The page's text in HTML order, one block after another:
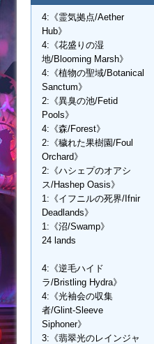
4:《霊気拠点/Aether
Hub》
4:《花盛りの湿
地/Blooming Marsh》
4:《植物の聖域/Botanical
Sanctum》
2:《異臭の池/Fetid
Pools》
4:《森/Forest》
2:《穢れた果樹園/Foul
Orchard》
2:《ハシェプのオアシ
ス/Hashep Oasis》
1:《イフニルの死界/Ifnir
Deadlands》
1:《沼/Swamp》
24 lands
4:《逆毛ハイド
ラ/Bristling Hydra》
4:《光袖会の収集
者/Glint-Sleeve
Siphoner》
3:《翡翠光のレインジャ